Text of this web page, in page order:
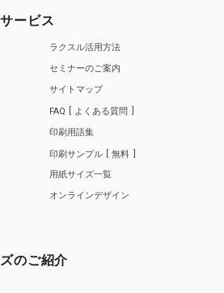
ービス
ラクスル活用方法
セミナーのご案内
サイトマップ
FAQ
よくある質問
印刷用語集
印刷サンプル
無料
用紙サイズ一覧
オンラインデザイン
のご紹介